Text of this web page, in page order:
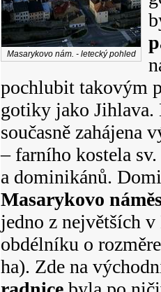
Masarykovo nám. - letecký pohled
pochlubit takovým
gotiky jako Jihlava.
současně zahájena
– farního kostela
a dominikánů.
Masarykovo
jedno z největších
obdélníku o
ha). Zde na